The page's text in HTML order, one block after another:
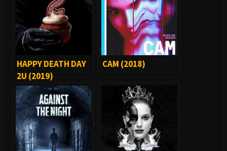
HAPPY DEATH DAY
2U (2019)
CAM (2018)